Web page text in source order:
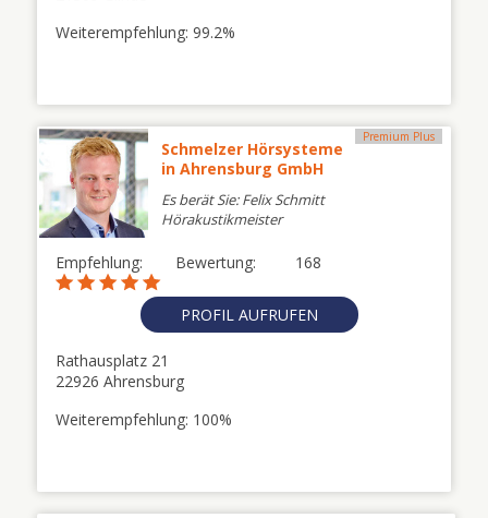
Weiterempfehlung: 99.2%
Premium Plus
Schmelzer Hörsysteme
in Ahrensburg GmbH
Es berät Sie: Felix Schmitt
Hörakustikmeister
Empfehlung: 168
Bewertung:
PROFIL AUFRUFEN
Rathausplatz 21
22926 Ahrensburg
Weiterempfehlung: 100%